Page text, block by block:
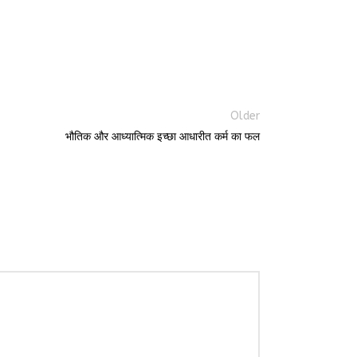
Older
भौतिक और आध्यात्मिक इच्छा आधारीत कर्म का फल